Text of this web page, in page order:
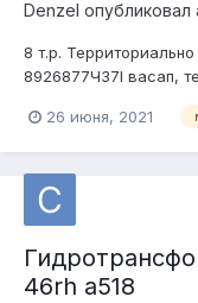
DenzeI опубликовал
8 т.р.
8926877Ч37l васап,
26 июня, 2021
46rh a518